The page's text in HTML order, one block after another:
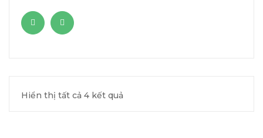
Hiển thị tất cả 4 kết quả